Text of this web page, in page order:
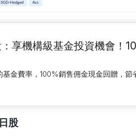
享機構級基金投資機會！
金費率，100%銷售佣金現金回贈，節
股